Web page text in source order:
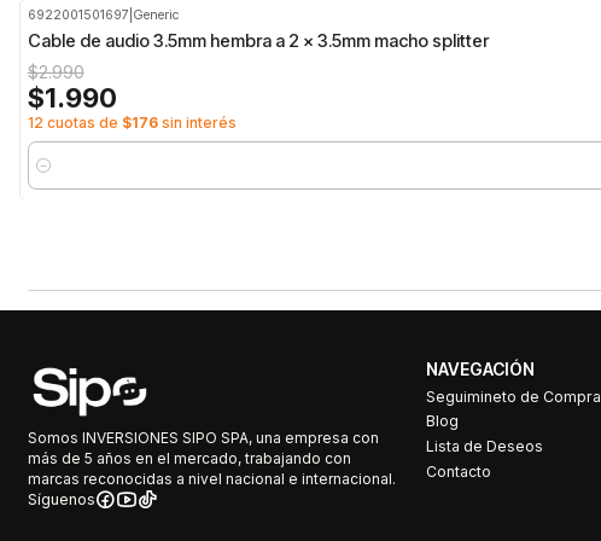
6922001501697 Generic
Cable de audio 3.5mm hembra a 2 x 3.5mm macho splitter
$2.990
$1.990
12 cuotas de $176sin interés
Cantidad
Somos INVERSIONES SIPO SPA, una empresa con
más de 5 años en el mercado, trabajando con
marcas reconocidas a nivel nacional e internacional.
Síguenos
NAVEGACIÓN
Seguimineto de Compra
Blog
Lista de Deseos
Contacto